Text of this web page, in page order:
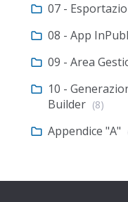
07 -
08 - App
09 - Area
10 -
Builder (8)
Appendice "A"